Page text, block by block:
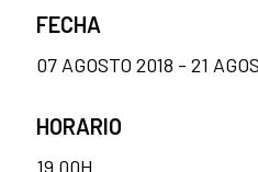
FECHA
07 AGOSTO 2018 - 21
HORARIO
19.00H